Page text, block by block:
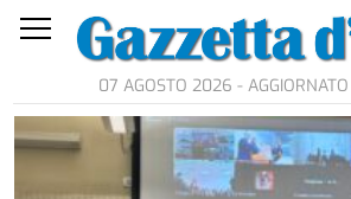
07 AGOSTO 2026 -